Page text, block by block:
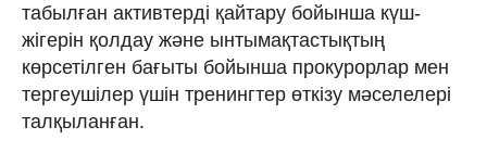
табылған активтерді қайтару бойынша күш-
жігерін қолдау және ынтымақтастықтың
көрсетілген бағыты бойынша прокурорлар мен
тергеушілер үшін тренингтер өткізу мәселелері
талқыланған.